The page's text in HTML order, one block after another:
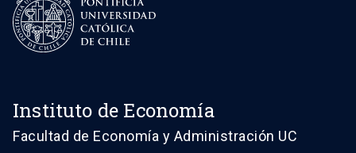
Instituto de Economía
Facultad de Economía y Administración UC